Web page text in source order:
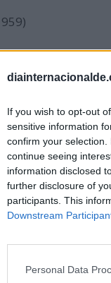
If you wish to opt-out
sensitive information
confirm your
continue seeing
information disclosed
further disclosure of
participants. This
Downstream
Personal Data